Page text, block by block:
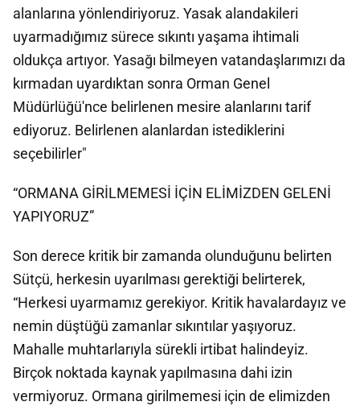
alanlarına yönlendiriyoruz. Yasak alandakileri
uyarmadığımız sürece sıkıntı yaşama ihtimali
oldukça artıyor. Yasağı bilmeyen vatandaşlarımızı da
kırmadan uyardıktan sonra Orman Genel
Müdürlüğü'nce belirlenen mesire alanlarını tarif
ediyoruz. Belirlenen alanlardan istediklerini
seçebilirler"
“ORMANA GİRİLMEMESİ İÇİN ELİMİZDEN GELENİ
YAPIYORUZ”
Son derece kritik bir zamanda olunduğunu belirten
Sütçü, herkesin uyarılması gerektiği belirterek,
“Herkesi uyarmamız gerekiyor. Kritik havalardayız ve
nemin düştüğü zamanlar sıkıntılar yaşıyoruz.
Mahalle muhtarlarıyla sürekli irtibat halindeyiz.
Birçok noktada kaynak yapılmasına dahi izin
vermiyoruz. Ormana girilmemesi için de elimizden